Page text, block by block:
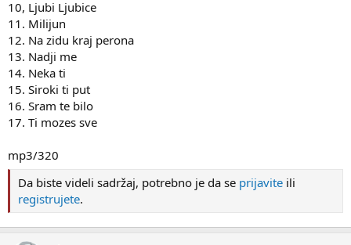
10, Ljubi Ljubice
11. Milijun
12. Na zidu kraj perona
13. Nadji me
14. Neka ti
15. Siroki ti put
16. Sram te bilo
17. Ti mozes sve
mp3/320
Da biste videli sadržaj, potrebno je da se prijavite ili
registrujete.